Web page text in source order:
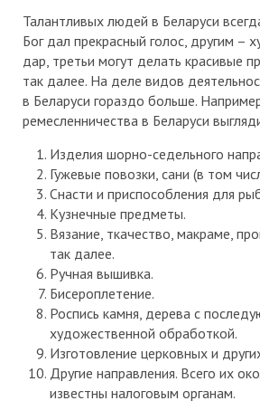
Талантливых людей в Беларуси
Бог дал прекрасный голос, другим –
дар, третьи могут делать красивые
так далее. На деле видов
в Беларуси гораздо больше.
ремесленничества в Беларуси
Изделия шорно-седельного
Гужевые повозки, сани (в том
Снасти и приспособления для
Кузнечные предметы.
Вязание, ткачество, макраме,
так далее.
Ручная вышивка.
Бисероплетение.
Роспись камня, дерева с
художественной обработкой.
Изготовление церковных и
Другие направления. Всего их
известны налоговым органам.